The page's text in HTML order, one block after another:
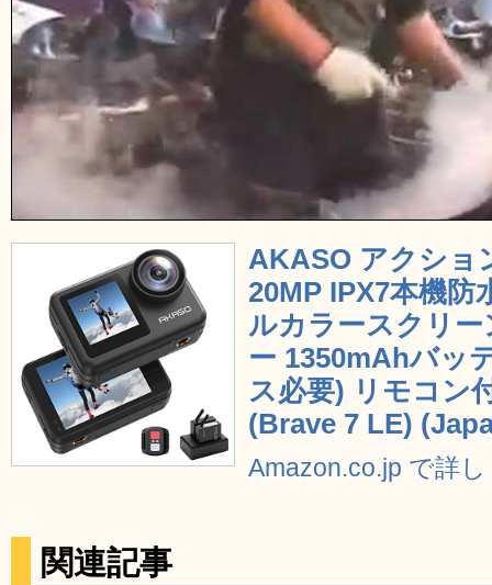
AKASO アクショ
20MP IPX7本機防
ルカラースクリ
ー 1350mAhバッ
ス必要) リモコン
(Brave 7 LE)
Amazon.co.jp で詳
関連記事